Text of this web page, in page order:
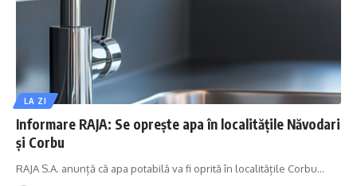
LA ZI
Informare RAJA: Se oprește apa în localitățile Năvodari
și Corbu
RAJA S.A. anunță că apa potabilă va fi oprită în localitățile Corbu…